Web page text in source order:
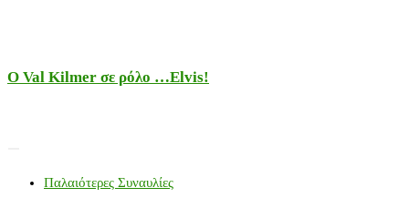
Ο Val Kilmer σε ρόλο …Elvis!
Παλαιότερες Συναυλίες